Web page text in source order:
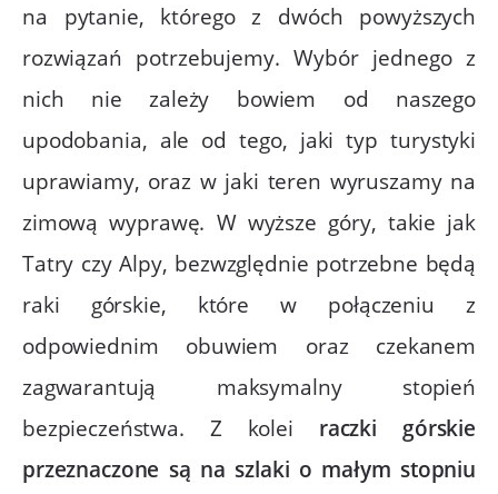
na pytanie, którego z dwóch powyższych
rozwiązań potrzebujemy. Wybór jednego z
nich nie zależy bowiem od naszego
upodobania, ale od tego, jaki typ turystyki
uprawiamy, oraz w jaki teren wyruszamy na
zimową wyprawę. W wyższe góry, takie jak
Tatry czy Alpy, bezwzględnie potrzebne będą
raki górskie, które w połączeniu z
odpowiednim obuwiem oraz czekanem
zagwarantują maksymalny stopień
bezpieczeństwa. Z kolei raczki górskie
przeznaczone są na szlaki o małym stopniu